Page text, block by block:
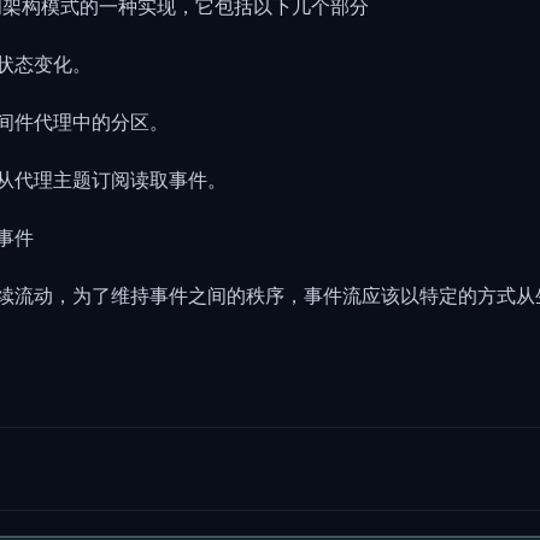
构模式的一种实现，它包括以下几个部分
态变化。
件代理中的分区。
代理主题订阅读取事件。
件
流动，为了维持事件之间的秩序，事件流应该以特定的方式从